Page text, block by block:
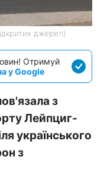
джерел)
Отримуй
у Google
з
Лейпциг-
українського
з